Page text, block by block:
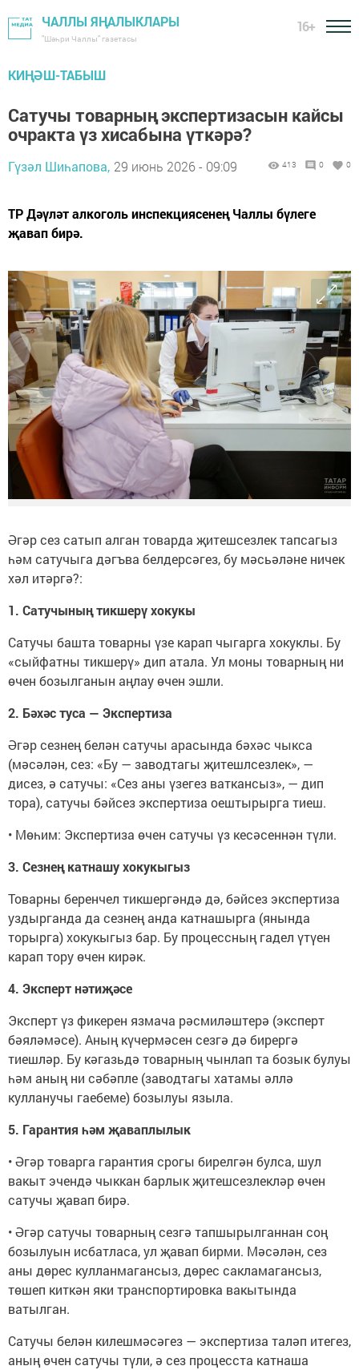
ЧАЛЛЫ ЯҢАЛЫКЛАРЫ
"Шәһри Чаллы" газетасы
16+
КИҢӘШ-ТАБЫШ
Сатучы товарның экспертизасын кайсы
очракта үз хисабына үткәрә?
Гүзәл Шиһапова, 29 июнь 2026 - 09:09 413 0 0
ТР Дәүләт алкоголь инспекциясенең Чаллы бүлеге
җавап бирә.
Әгәр сез сатып алган товарда җитешсезлек тапсагыз
һәм сатучыга дәгъва белдерсәгез, бу мәсьәләне ничек
хәл итәргә?:
1. Сатучының тикшерү хокукы
Сатучы башта товарны үзе карап чыгарга хокуклы. Бу
«сыйфатны тикшерү» дип атала. Ул моны товарның ни
өчен бозылганын аңлау өчен эшли.
2. Бәхәс туса — Экспертиза
Әгәр сезнең белән сатучы арасында бәхәс чыкса
(мәсәлән, сез: «Бу — заводтагы җитешлсезлек», —
дисез, ә сатучы: «Сез аны үзегез ваткансыз», — дип
тора), сатучы бәйсез экспертиза оештырырга тиеш.
• Мөһим: Экспертиза өчен сатучы үз кесәсеннән түли.
3. Сезнең катнашу хокукыгыз
Товарны беренчел тикшергәндә дә, бәйсез экспертиза
уздырганда да сезнең анда катнашырга (янында
торырга) хокукыгыз бар. Бу процессның гадел үтүен
карап тору өчен кирәк.
4. Эксперт нәтиҗәсе
Эксперт үз фикерен язмача рәсмиләштерә (эксперт
бәяләмәсе). Аның күчермәсен сезгә дә бирергә
тиешләр. Бу кәгазьдә товарның чынлап та бозык булуы
һәм аның ни сәбәпле (заводтагы хатамы әллә
кулланучы гаебеме) бозылуы языла.
5. Гарантия һәм җаваплылык
• Әгәр товарга гарантия срогы бирелгән булса, шул
вакыт эчендә чыккан барлык җитешсезлекләр өчен
сатучы җавап бирә.
• Әгәр сатучы товарның сезгә тапшырылганнан соң
бозылуын исбатласа, ул җавап бирми. Мәсәлән, сез
аны дөрес кулланмагансыз, дөрес сакламагансыз,
төшеп киткән яки транспортировка вакытында
ватылган.
Сатучы белән килешмәсәгез — экспертиза таләп итегез,
аның өчен сатучы түли, ә сез процесста катнаша